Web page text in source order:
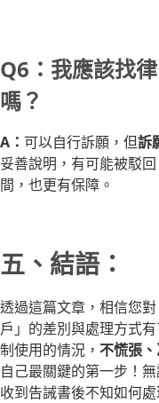
Q6：我應該找
嗎？
A： 可以自行訴願，但訴
妥善說明，有可能被駁
間，也更有保障。
五、結語：
透過這篇文章，相信您
戶」的差別與處理方式
制使用的情況， 不慌張
自己最關鍵的第一步！
收到告誡書後不知如何處